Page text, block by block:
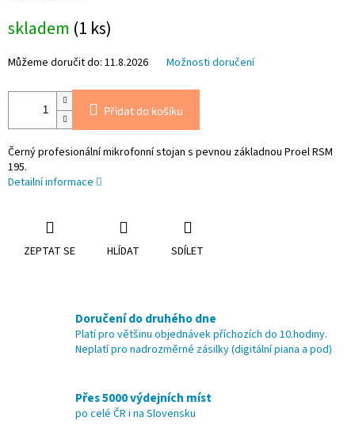
cena:
skladem (1 ks)
Můžeme doručit do: 11.8.2026 Možnosti doručení
Přidat do košíku
Černý profesionální mikrofonní stojan s pevnou základnou Proel RSM
195.
Detailní informace
ZEPTAT SE HLÍDAT SDÍLET
Doručení do druhého dne
Platí pro většinu objednávek příchozích do 10.hodiny.
Neplatí pro nadrozměrné zásilky (digitální piana a pod)
Přes 5000 výdejních míst
po celé ČR i na Slovensku